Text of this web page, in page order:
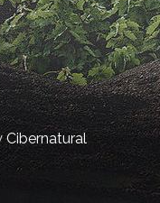
Cibernatural